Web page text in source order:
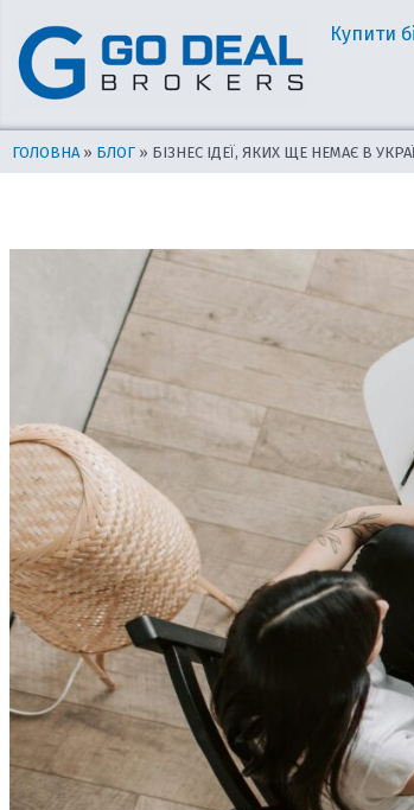
вмісту
Купити
ГОЛОВНА » БЛОГ » БІЗНЕС ІДЕЇ, ЯКИХ ЩЕ НЕМАЄ В
по
запису